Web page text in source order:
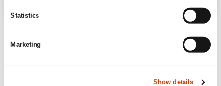
Statistics
Marketing
Show details